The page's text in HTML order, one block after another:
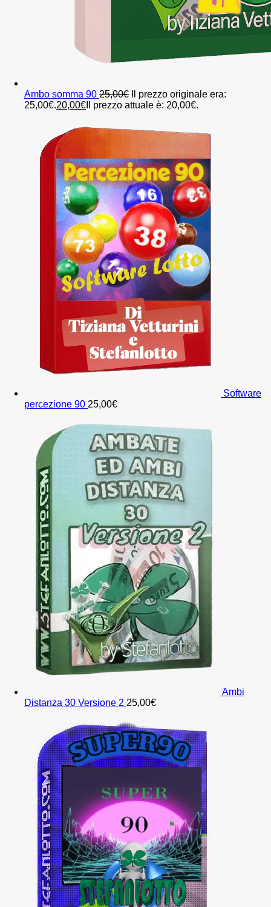
Ambo somma 90 25,00€
Il prezzo originale era:
25,00€.20,00€ Il prezzo attuale è: 20,00€.
Software
percezione 90 25,00€
Ambi
Distanza 30 Versione 2 25,00€